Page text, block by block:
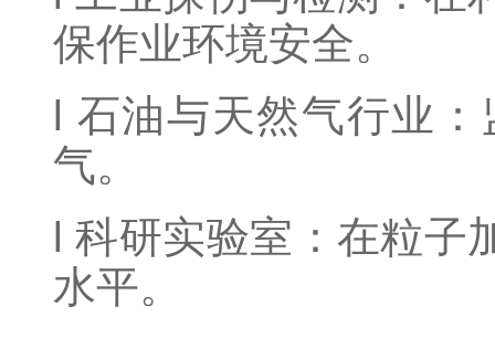
保作业环境安全。
l 石油与天然气行业
气。
l科研实验室：在粒子
水平。